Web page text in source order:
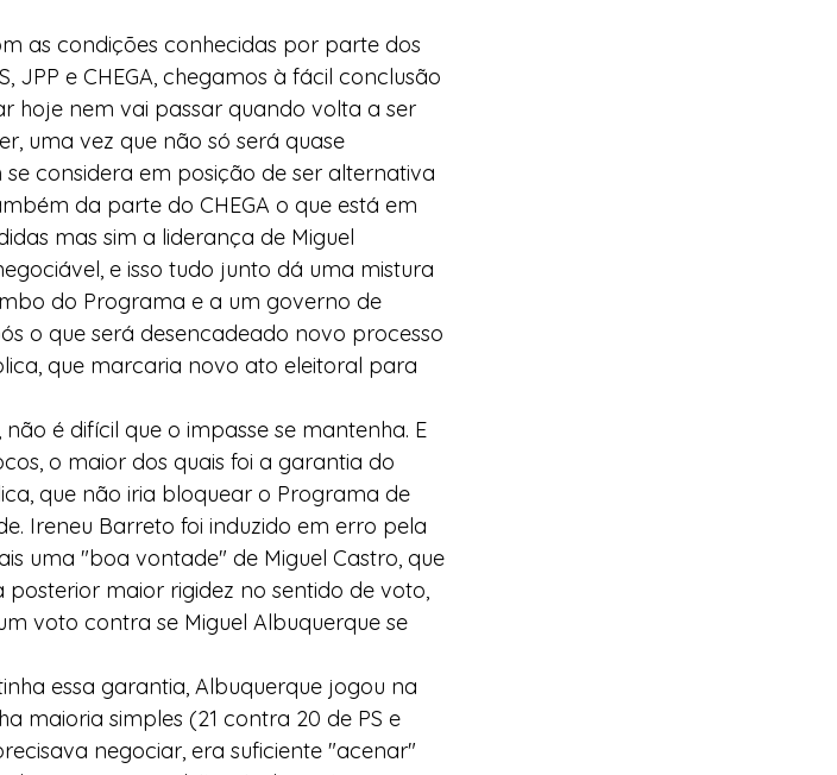
as condições conhecidas por parte dos
JPP e CHEGA, chegamos à fácil conclusão
hoje nem vai passar quando volta a ser
uma vez que não só será quase
considera em posição de ser alternativa
da parte do CHEGA o que está em
mas sim a liderança de Miguel
e isso tudo junto dá uma mistura
do Programa e a um governo de
o que será desencadeado novo processo
que marcaria novo ato eleitoral para
é difícil que o impasse se mantenha. E
o maior dos quais foi a garantia do
que não iria bloquear o Programa de
Ireneu Barreto foi induzido em erro pela
uma "boa vontade" de Miguel Castro, que
maior rigidez no sentido de voto,
voto contra se Miguel Albuquerque se
essa garantia, Albuquerque jogou na
maioria simples (21 contra 20 de PS e
negociar, era suficiente "acenar"